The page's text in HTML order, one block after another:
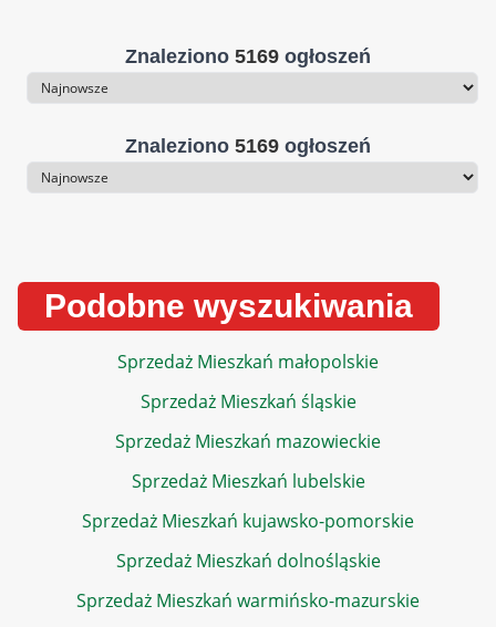
Znaleziono 5169 ogłoszeń
Sortowanie
Znaleziono 5169 ogłoszeń
Sortowanie
Podobne wyszukiwania
Sprzedaż Mieszkań małopolskie
Sprzedaż Mieszkań śląskie
Sprzedaż Mieszkań mazowieckie
Sprzedaż Mieszkań lubelskie
Sprzedaż Mieszkań kujawsko-pomorskie
Sprzedaż Mieszkań dolnośląskie
Sprzedaż Mieszkań warmińsko-mazurskie